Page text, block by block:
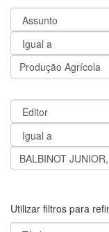
Utilizar filtros para